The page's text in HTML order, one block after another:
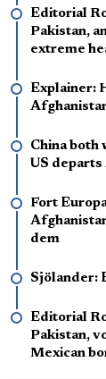
Editorial
Pakistan,
extreme
Explainer:
China both
US
Fort
dem
Editorial
Pakistan,
Mexican